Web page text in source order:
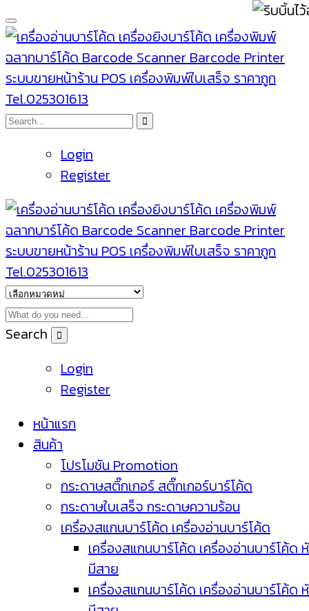
Login
Register
Search
Login
Register
หน้าแรก
สินค้า
โปรโมชัน Promotion
กระดาษสติ๊กเกอร์ สติ๊กเกอร์บาร์โค้ด
กระดาษใบเสร็จ กระดาษความร้อน
เครื่องสแกนบาร์โค้ด เครื่องอ่านบาร์โค้ด
เครื่องสแกนบาร์โค้ด เครื่องอ่านบาร์โค้ด
มีสาย
เครื่องสแกนบาร์โค้ด เครื่องอ่านบาร์โค้ด